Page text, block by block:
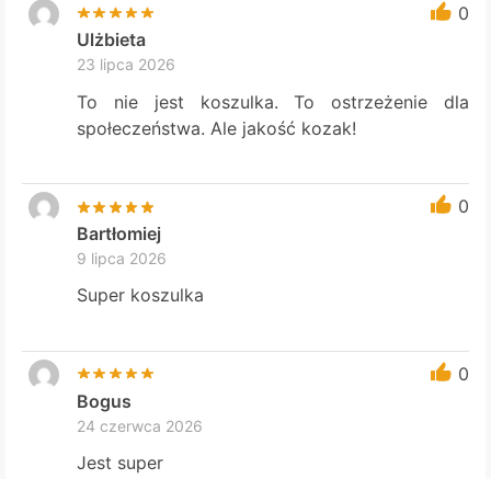
0
Ulżbieta
23 lipca 2026
To nie jest koszulka. To ostrzeżenie dla
społeczeństwa. Ale jakość kozak!
0
Bartłomiej
9 lipca 2026
Super koszulka
0
Bogus
24 czerwca 2026
Jest super